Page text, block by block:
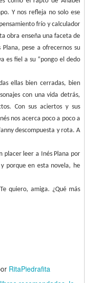
Y nos refleja no solo ese
frío y calculador
obra enseña una faceta de
pese a ofrecernos su
es fiel a su “pongo el dedo
ellas bien cerradas, bien
con una vida detrás,
Con sus aciertos y sus
nos acerca poco a poco a
descompuesta y rota. A
placer leer a Inés Plana por
porque en esta novela, he
quiero, amiga. ¿Qué más
RitaPiedrafita